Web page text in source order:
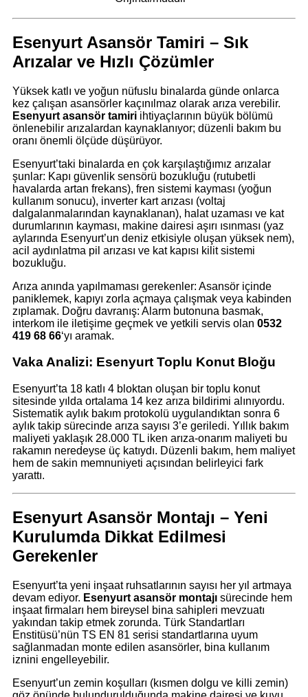
Esenyurt Asansör Tamiri – Sık
Arızalar ve Hızlı Çözümler
Yüksek katlı ve yoğun nüfuslu binalarda günde onlarca
kez çalışan asansörler kaçınılmaz olarak arıza verebilir.
Esenyurt asansör tamiri ihtiyaçlarının büyük bölümü
önlenebilir arızalardan kaynaklanıyor; düzenli bakım bu
oranı önemli ölçüde düşürüyor.
Esenyurt’taki binalarda en çok karşılaştığımız arızalar
şunlar: Kapı güvenlik sensörü bozukluğu (rutubetli
havalarda artan frekans), fren sistemi kayması (yoğun
kullanım sonucu), inverter kart arızası (voltaj
dalgalanmalarından kaynaklanan), halat uzaması ve kat
durumlarının kayması, makine dairesi aşırı ısınması (yaz
aylarında Esenyurt’un deniz etkisiyle oluşan yüksek nem),
acil aydınlatma pil arızası ve kat kapısı kilit sistemi
bozukluğu.
Arıza anında yapılmaması gerekenler: Asansör içinde
paniklemek, kapıyı zorla açmaya çalışmak veya kabinden
zıplamak. Doğru davranış: Alarm butonuna basmak,
interkom ile iletişime geçmek ve yetkili servis olan 0532
419 68 66‘yı aramak.
Vaka Analizi: Esenyurt Toplu Konut Bloğu
Esenyurt’ta 18 katlı 4 bloktan oluşan bir toplu konut
sitesinde yılda ortalama 14 kez arıza bildirimi alınıyordu.
Sistematik aylık bakım protokolü uygulandıktan sonra 6
aylık takip sürecinde arıza sayısı 3’e geriledi. Yıllık bakım
maliyeti yaklaşık 28.000 TL iken arıza-onarım maliyeti bu
rakamın neredeyse üç katıydı. Düzenli bakım, hem maliyet
hem de sakin memnuniyeti açısından belirleyici fark
yarattı.
Esenyurt Asansör Montajı – Yeni
Kurulumda Dikkat Edilmesi
Gerekenler
Esenyurt’ta yeni inşaat ruhsatlarının sayısı her yıl artmaya
devam ediyor. Esenyurt asansör montajı sürecinde hem
inşaat firmaları hem bireysel bina sahipleri mevzuatı
yakından takip etmek zorunda. Türk Standartları
Enstitüsü’nün TS EN 81 serisi standartlarına uyum
sağlanmadan monte edilen asansörler, bina kullanım
iznini engelleyebilir.
Esenyurt’un zemin koşulları (kısmen dolgu ve killi zemin)